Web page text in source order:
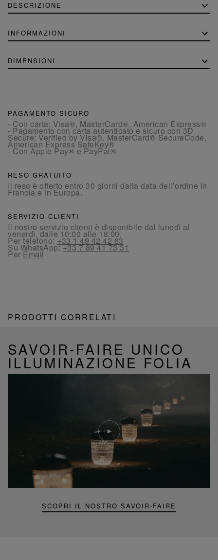
DESCRIZIONE
INFORMAZIONI
DIMENSIONI
PAGAMENTO SICURO
- Con carta: Visa®, MasterCard®, American Express®
- Pagamento con carta autenticato e sicuro con 3D
Secure: Verified by Visa®, MasterCard® SecureCode,
American Express SafeKey®
- Con Apple Pay® e PayPal®
RESO GRATUITO
Il reso è offerto entro 30 giorni dalla data dell’ordine in
Francia e in Europa.
SERVIZIO CLIENTI
Il nostro servizio clienti è disponibile dal lunedì al
venerdì, dalle 10:00 alle 18:00.
Per telefono:+33 1 49 42 42 63
Su WhatsApp:+33 7 89 41 73 31
PerEmail
PRODOTTI CORRELATI
SAVOIR-FAIRE UNICO
ILLUMINAZIONE FOLIA
SCOPRI IL NOSTRO SAVOIR-FAIRE
Riproduci
video
Video
YouTube,
lampada
portatile
mini